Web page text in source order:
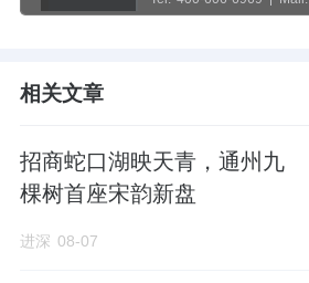
相关文章
招商蛇口湖映天青，通州九
棵树首座宋韵新盘
进深 08-07